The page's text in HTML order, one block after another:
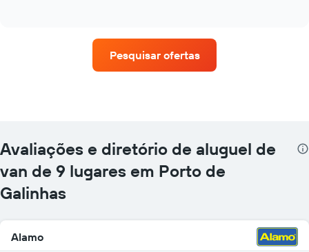
localizações
O
gráfico
tem
1
X
exibindo
empresas
Pesquisar ofertas
Avaliações e diretório de aluguel de
van de 9 lugares em Porto de
Galinhas
Alamo